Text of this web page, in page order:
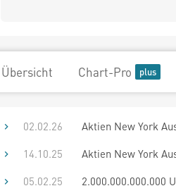
Übersicht Chart-Pro
02.02.26
Aktien New York
14.10.25
Aktien New York
05.02.25
2.000.000.000.000